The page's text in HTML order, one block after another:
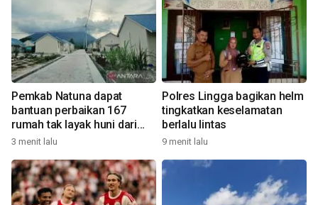
Pemkab Natuna dapat
bantuan perbaikan 167
rumah tak layak huni dari
Kementerian PKP
3 menit lalu
Polres Lingga bagikan helm
tingkatkan keselamatan
berlalu lintas
9 menit lalu